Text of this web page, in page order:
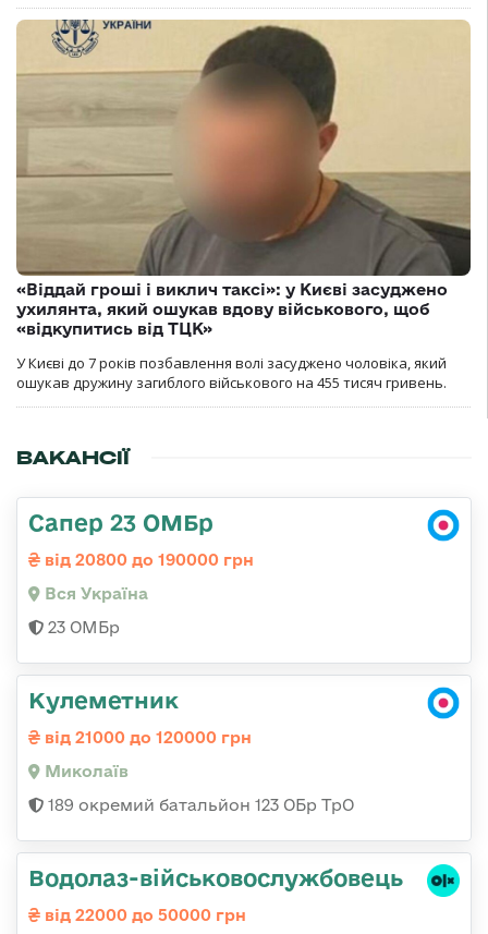
«Віддай гроші і виклич таксі»: у Києві засуджено
ухилянта, який ошукав вдову військового, щоб
«відкупитись від ТЦК»
У Києві до 7 років позбавлення волі засуджено чоловіка, який
ошукав дружину загиблого військового на 455 тисяч гривень.
ВАКАНСІЇ
Сапер 23 ОМБр
від 20800 до 190000 грн
Вся Україна
23 ОМБр
Кулеметник
від 21000 до 120000 грн
Миколаїв
189 окремий батальйон 123 ОБр ТрО
Водолаз-військовослужбовець
від 22000 до 50000 грн